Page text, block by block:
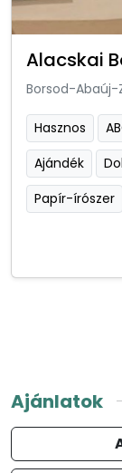
Alacskai
Borsod-Abaúj-
Hasznos
Ajándék
Papír-írószer
Ajánlatok